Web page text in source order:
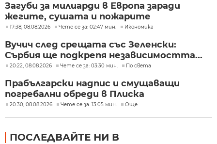
Загуби за милиарди в Европа заради
жегите, сушата и пожарите
17:38, 08.08.2026 Чете се за: 02:47 мин. Икономика
Вучич след срещата със Зеленски:
Сърбия ще подкрепя независимостта...
20:22, 08.08.2026 Чете се за: 03:30 мин. По света
Прабългарски надпис и смущаващи
погребални обреди в Плиска
20:30, 08.08.2026 Чете се за: 13:05 мин. Още
ПОСЛЕДВАЙТЕ НИ В